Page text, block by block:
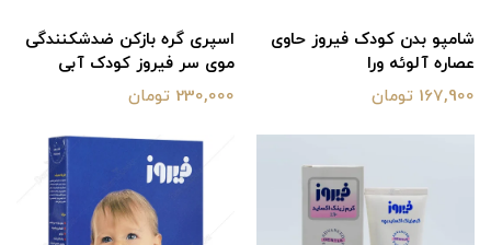
شامپو بدن کودک فیروز حاوی
عصاره آلوئه ورا
167,900 تومان
اسپری گره بازکن ضدشکنندگی
موی سر فیروز کودک آبی
230,000 تومان